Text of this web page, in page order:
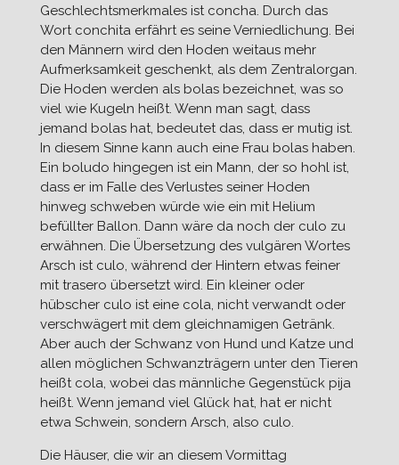
Geschlechtsmerkmales ist concha. Durch das
Wort conchita erfährt es seine Verniedlichung. Bei
den Männern wird den Hoden weitaus mehr
Aufmerksamkeit geschenkt, als dem Zentralorgan.
Die Hoden werden als bolas bezeichnet, was so
viel wie Kugeln heißt. Wenn man sagt, dass
jemand bolas hat, bedeutet das, dass er mutig ist.
In diesem Sinne kann auch eine Frau bolas haben.
Ein boludo hingegen ist ein Mann, der so hohl ist,
dass er im Falle des Verlustes seiner Hoden
hinweg schweben würde wie ein mit Helium
befüllter Ballon. Dann wäre da noch der culo zu
erwähnen. Die Übersetzung des vulgären Wortes
Arsch ist culo, während der Hintern etwas feiner
mit trasero übersetzt wird. Ein kleiner oder
hübscher culo ist eine cola, nicht verwandt oder
verschwägert mit dem gleichnamigen Getränk.
Aber auch der Schwanz von Hund und Katze und
allen möglichen Schwanzträgern unter den Tieren
heißt cola, wobei das männliche Gegenstück pija
heißt. Wenn jemand viel Glück hat, hat er nicht
etwa Schwein, sondern Arsch, also culo.
Die Häuser, die wir an diesem Vormittag